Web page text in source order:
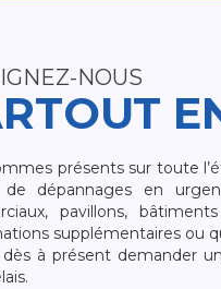
NOUS
présents sur toute
de dépannages en
pavillons,
supplémentaires ou
à présent demander